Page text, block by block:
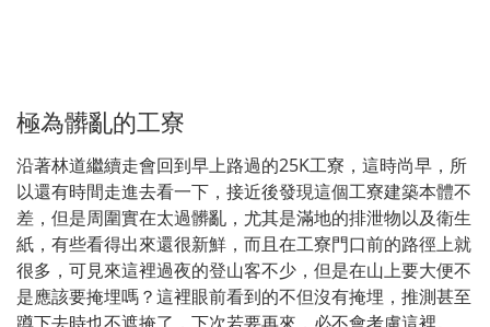
極為髒亂的工寮
沿著林道繼續走會回到早上路過的25K工寮，這時尚早，所
以還有時間走進去看一下，接近後發現這個工寮建築本體不
差，但是周圍實在太過髒亂，尤其是滿地的排泄物以及衛生
紙，有些看得出來還很新鮮，而且在工寮門口前的路徑上就
很多，可見來這裡過夜的登山客不少，但是在山上要大便不
是應該要掩埋嗎？這裡眼前看到的不但沒有掩埋，推測甚至